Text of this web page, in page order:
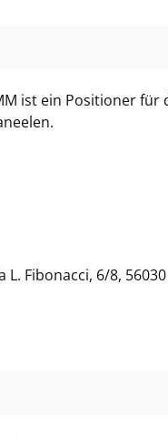
ist ein Positioner
L. Fibonacci, 6/8,